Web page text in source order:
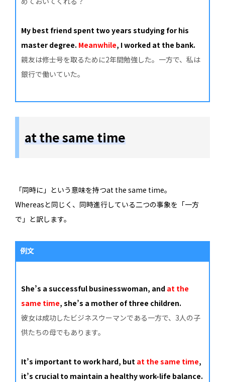
My best friend spent two years studying for his
master degree. Meanwhile, I worked at the bank.
親友は修士号を取るために2年間勉強した。一方で、私は
銀行で働いていた。
at the same time
「同時に」という意味を持つat the same time。
Whereasと同じく、同時進行している二つの事象を「一方
で」と訳します。
例文
She’s a successful businesswoman, and at the
same time, she’s a mother of three children.
彼女は成功したビジネスウーマンである一方で、3人の子
供たちの母でもあります。
It’s important to work hard, but at the same time,
it’s crucial to maintain a healthy work-life balance.